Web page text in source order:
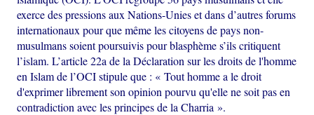
exerce des pressions aux Nations-Unies et dans d’autres forums
internationaux pour que même les citoyens de pays non-
musulmans soient poursuivis pour blasphème s’ils critiquent
l’islam. L’article 22a de la Déclaration sur les droits de l'homme
en Islam de l’OCI stipule que : « Tout homme a le droit
d'exprimer librement son opinion pourvu qu'elle ne soit pas en
contradiction avec les principes de la Charria ».